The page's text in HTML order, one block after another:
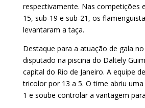
respectivamente. Nas competições
15, sub-19 e sub-21, os
levantaram a taça.
Destaque para a atuação de gala
disputado na piscina do Daltely
capital do Rio de Janeiro. A equipe
tricolor por 13 a 5. O time abriu
1 e soube controlar a vantagem